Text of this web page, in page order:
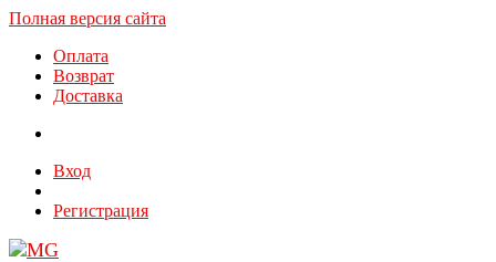
Полная версия сайта
Оплата
Возврат
Доставка
Вход
Регистрация